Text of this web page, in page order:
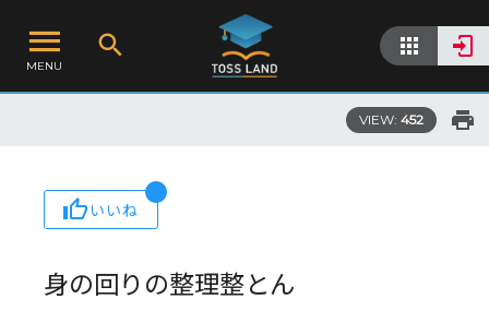
MENU
VIEW: 452
いいね
身の回りの整理整とん